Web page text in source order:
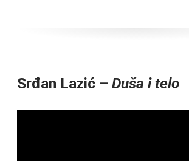
Srđan Lazić – Duša i telo